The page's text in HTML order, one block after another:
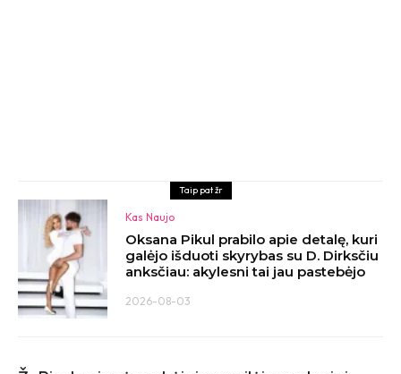
Taip pat žr
Kas Naujo
Oksana Pikul prabilo apie detalę, kuri
galėjo išduoti skyrybas su D. Dirksčiu
anksčiau: akylesni tai jau pastebėjo
2026-08-03